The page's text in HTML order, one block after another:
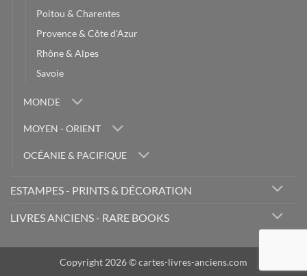
Poitou & Charentes
Provence & Côte d'Azur
Rhône & Alpes
Savoie
MONDE
MOYEN - ORIENT
OCÉANIE & PACIFIQUE
ESTAMPES - PRINTS & DÉCORATION
LIVRES ANCIENS - RARE BOOKS
Copyright 2026 © cartes-livres-anciens.com